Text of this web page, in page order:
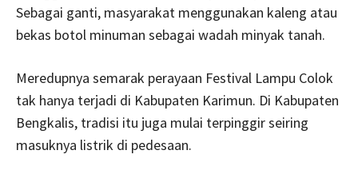
Sebagai ganti, masyarakat menggunakan kaleng atau
bekas botol minuman sebagai wadah minyak tanah.
Meredupnya semarak perayaan Festival Lampu Colok
tak hanya terjadi di Kabupaten Karimun. Di Kabupaten
Bengkalis, tradisi itu juga mulai terpinggir seiring
masuknya listrik di pedesaan.